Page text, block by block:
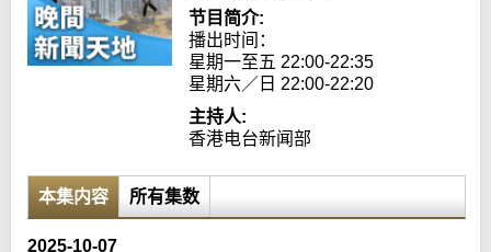
节目简介:
播出时间：
星期一至五 22:00-22:35
星期六／日 22:00-22:20
主持人:
香港电台新闻部
本集内容 所有集数
2025-10-07